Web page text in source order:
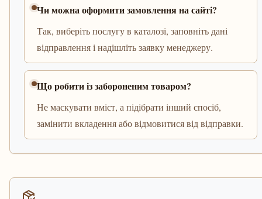
Чи можна оформити замовлення на сайті?
Так, виберіть послугу в каталозі, заповніть дані
відправлення і надішліть заявку менеджеру.
Що робити із забороненим товаром?
Не маскувати вміст, а підібрати інший спосіб,
замінити вкладення або відмовитися від відправки.